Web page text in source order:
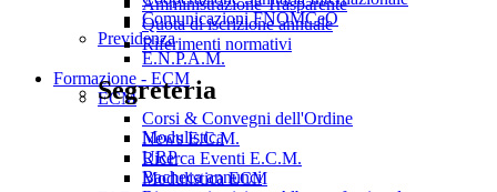
Quota di iscrizione annuale
Riferimenti normativi
Segreteria
Modulistica
URP
Bacheca annunci
Comunicazioni FNOMCeO
Previdenza
E.N.P.A.M.
Formazione - ECM
ECM
Corsi & Convegni dell'Ordine
News E.C.M.
Ricerca Eventi E.C.M.
Modulistica ECM